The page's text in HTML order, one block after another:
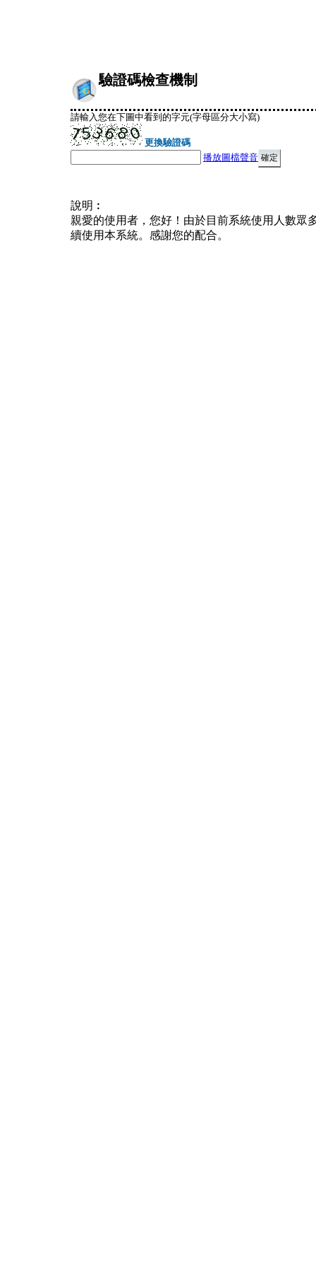
驗證碼檢查機制
請輸入您在下圖中看到的字元(字母區分大小寫)
更換驗證碼
播放圖檔聲音
說明︰
親愛的使用者，您好！由於目前系統使用人數眾
續使用本系統。感謝您的配合。